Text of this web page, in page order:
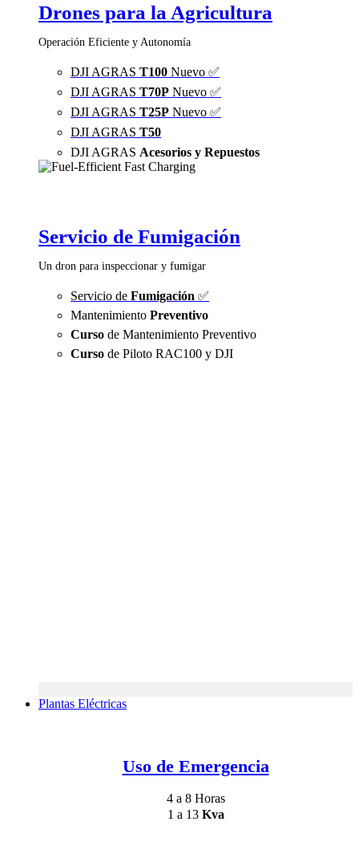
Drones para la Agricultura
Operación Eficiente y Autonomía
DJI AGRAS T100 Nuevo ✅
DJI AGRAS T70P Nuevo ✅
DJI AGRAS T25P Nuevo ✅
DJI AGRAS T50
DJI AGRAS Acesorios y Repuestos
Servicio de Fumigación
Un dron para inspeccionar y fumigar
Servicio de Fumigación ✅
Mantenimiento Preventivo
Curso de Mantenimiento Preventivo
Curso de Piloto RAC100 y DJI
Plantas Eléctricas
Uso de Emergencia
4 a 8 Horas
1 a 13 Kva